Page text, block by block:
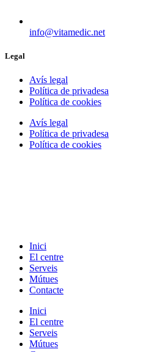
info@vitamedic.net
Legal
Avís legal
Política de privadesa
Política de cookies
Avís legal
Política de privadesa
Política de cookies
Inici
El centre
Serveis
Mútues
Contacte
Inici
El centre
Serveis
Mútues